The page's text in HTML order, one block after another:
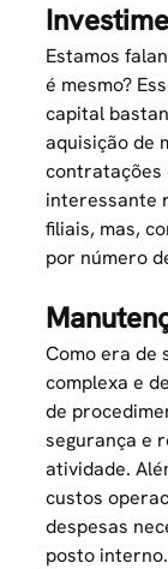
Estamos
é mesmo?
capital
aquisição de
contratações
interessante
filiais, mas,
por número
Como era de
complexa e
de
segurança e
atividade.
custos
despesas
posto interno.